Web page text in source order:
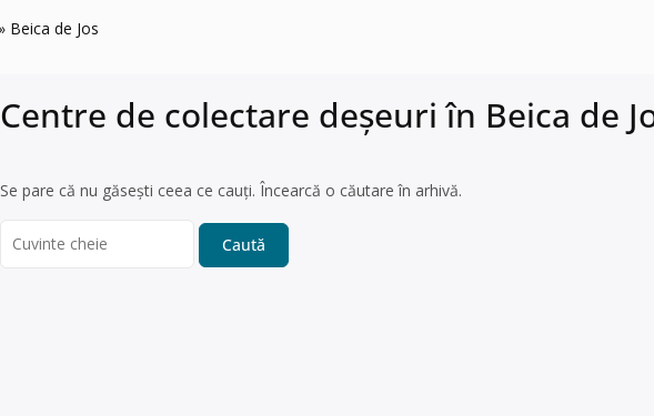
Beica de Jos
Centre de colectare deșeuri în Beica de
Se pare că nu găsești ceea ce cauți. Încearcă o căutare în arhivă.
for: